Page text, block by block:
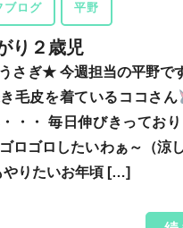
ブログ 平野
り２歳児
さぎ★ 今週担当の平野で
毛皮を着ているココさん
・・ 毎日伸びきってお
ロゴロしたいわぁ～（涼
やりたいお年頃 […]